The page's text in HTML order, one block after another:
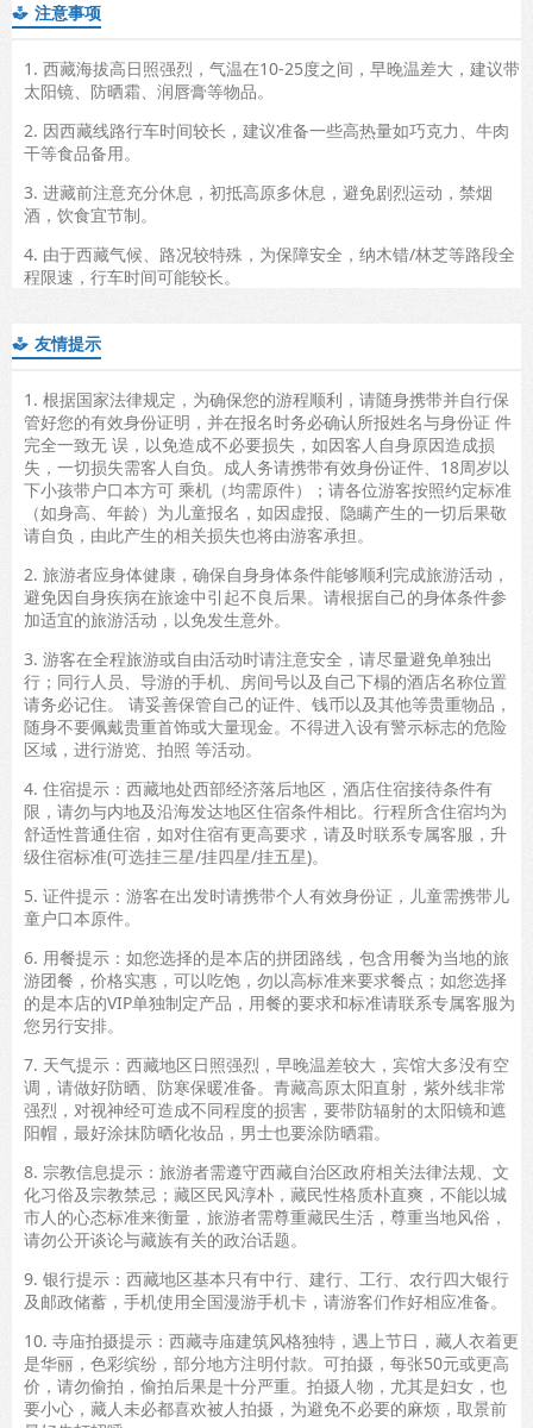
 注意事项
1. 西藏海拔高日照强烈，气温在10-25度之间，早晚温差大，建议带
太阳镜、防晒霜、润唇膏等物品。
2. 因西藏线路行车时间较长，建议准备一些高热量如巧克力、牛肉
干等食品备用。
3. 进藏前注意充分休息，初抵高原多休息，避免剧烈运动，禁烟
酒，饮食宜节制。
4. 由于西藏气候、路况较特殊，为保障安全，纳木错/林芝等路段全
程限速，行车时间可能较长。
 友情提示
1. 根据国家法律规定，为确保您的游程顺利，请随身携带并自行保
管好您的有效身份证明，并在报名时务必确认所报姓名与身份证 件
完全一致无 误，以免造成不必要损失，如因客人自身原因造成损
失，一切损失需客人自负。成人务请携带有效身份证件、18周岁以
下小孩带户口本方可 乘机（均需原件）；请各位游客按照约定标准
（如身高、年龄）为儿童报名，如因虚报、隐瞒产生的一切后果敬
请自负，由此产生的相关损失也将由游客承担。
2. 旅游者应身体健康，确保自身身体条件能够顺利完成旅游活动，
避免因自身疾病在旅途中引起不良后果。请根据自己的身体条件参
加适宜的旅游活动，以免发生意外。
3. 游客在全程旅游或自由活动时请注意安全，请尽量避免单独出
行；同行人员、导游的手机、房间号以及自己下榻的酒店名称位置
请务必记住。 请妥善保管自己的证件、钱币以及其他等贵重物品，
随身不要佩戴贵重首饰或大量现金。不得进入设有警示标志的危险
区域，进行游览、拍照 等活动。
4. 住宿提示：西藏地处西部经济落后地区，酒店住宿接待条件有
限，请勿与内地及沿海发达地区住宿条件相比。行程所含住宿均为
舒适性普通住宿，如对住宿有更高要求，请及时联系专属客服，升
级住宿标准(可选挂三星/挂四星/挂五星)。
5. 证件提示：游客在出发时请携带个人有效身份证，儿童需携带儿
童户口本原件。
6. 用餐提示：如您选择的是本店的拼团路线，包含用餐为当地的旅
游团餐，价格实惠，可以吃饱，勿以高标准来要求餐点；如您选择
的是本店的VIP单独制定产品，用餐的要求和标准请联系专属客服为
您另行安排。
7. 天气提示：西藏地区日照强烈，早晚温差较大，宾馆大多没有空
调，请做好防晒、防寒保暖准备。青藏高原太阳直射，紫外线非常
强烈，对视神经可造成不同程度的损害，要带防辐射的太阳镜和遮
阳帽，最好涂抹防晒化妆品，男士也要涂防晒霜。
8. 宗教信息提示：旅游者需遵守西藏自治区政府相关法律法规、文
化习俗及宗教禁忌；藏区民风淳朴，藏民性格质朴直爽，不能以城
市人的心态标准来衡量，旅游者需尊重藏民生活，尊重当地风俗，
请勿公开谈论与藏族有关的政治话题。
9. 银行提示：西藏地区基本只有中行、建行、工行、农行四大银行
及邮政储蓄，手机使用全国漫游手机卡，请游客们作好相应准备。
10. 寺庙拍摄提示：西藏寺庙建筑风格独特，遇上节日，藏人衣着更
是华丽，色彩缤纷，部分地方注明付款。可拍摄，每张50元或更高
价，请勿偷拍，偷拍后果是十分严重。拍摄人物，尤其是妇女，也
要小心，藏人未必都喜欢被人拍摄，为避免不必要的麻烦，取景前